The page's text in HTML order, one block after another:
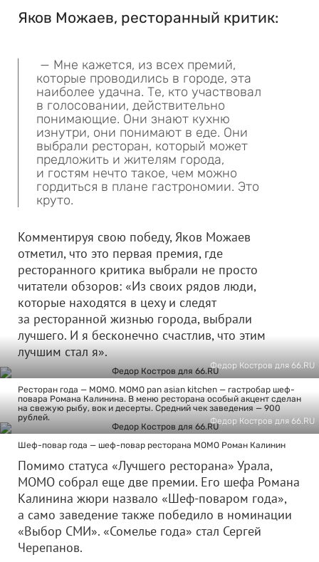
Яков Можаев, ресторанный критик:
— Мне кажется, из всех премий,
которые проводились в городе, эта
наиболее удачна. Те, кто участвовал
в голосовании, действительно
понимающие. Они знают кухню
изнутри, они понимают в еде. Они
выбрали ресторан, который может
предложить и жителям города,
и гостям нечто такое, чем можно
гордиться в плане гастрономии. Это
круто.
Комментируя свою победу, Яков Можаев
отметил, что это первая премия, где
ресторанного критика выбрали не просто
читатели обзоров: «Из своих рядов люди,
которые находятся в цеху и следят
за ресторанной жизнью города, выбрали
лучшего. И я бесконечно счастлив, что этим
лучшим стал я».
Федор Костров для 66.RU
Ресторан года — МОМО. MOMO pan asian kitchen — гастробар шеф-
повара Романа Калинина. В меню ресторана особый акцент сделан
на свежую рыбу, вок и десерты. Средний чек заведения — 900
рублей.
Федор Костров для 66.RU
Шеф-повар года — шеф-повар ресторана МОМО Роман Калинин
Помимо статуса «Лучшего ресторана» Урала,
МОМО собрал еще две премии. Его шефа Романа
Калинина жюри назвало «Шеф-поваром года»,
а само заведение также победило в номинации
«Выбор СМИ». «Сомелье года» стал Сергей
Черепанов.